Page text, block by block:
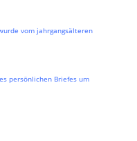
vom jahrgangsälteren
persönlichen Briefes um